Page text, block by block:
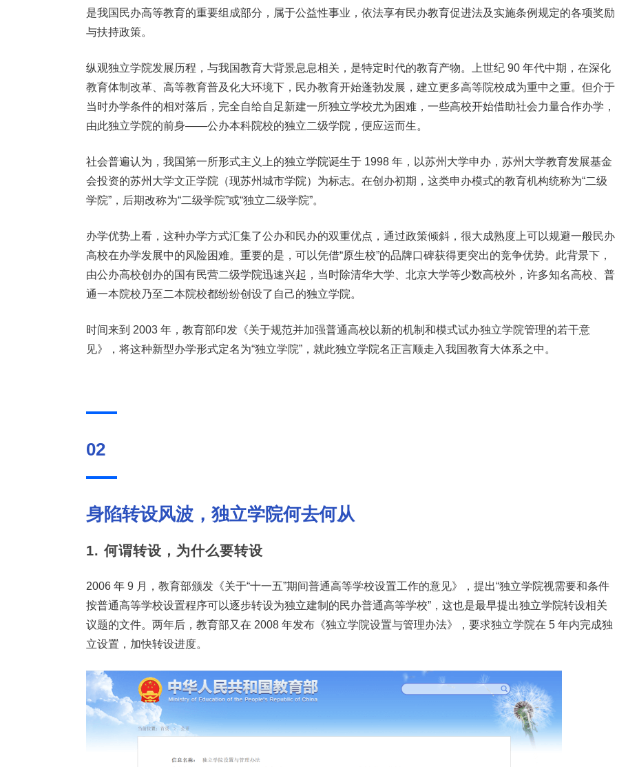
是我国民办高等教育的重要组成部分，属于公益性事业，依法享有民办教育促进法及实施条例规定的各项奖励
与扶持政策。
纵观独立学院发展历程，与我国教育大背景息息相关，是特定时代的教育产物。上世纪 90 年代中期，在深化
教育体制改革、高等教育普及化大环境下，民办教育开始蓬勃发展，建立更多高等院校成为重中之重。但介于
当时办学条件的相对落后，完全自给自足新建一所独立学校尤为困难，一些高校开始借助社会力量合作办学，
由此独立学院的前身——公办本科院校的独立二级学院，便应运而生。
社会普遍认为，我国第一所形式主义上的独立学院诞生于 1998 年，以苏州大学申办，苏州大学教育发展基金
会投资的苏州大学文正学院（现苏州城市学院）为标志。在创办初期，这类申办模式的教育机构统称为“二级
学院”，后期改称为“二级学院”或“独立二级学院”。
办学优势上看，这种办学方式汇集了公办和民办的双重优点，通过政策倾斜，很大成熟度上可以规避一般民办
高校在办学发展中的风险困难。重要的是，可以凭借“原生校”的品牌口碑获得更突出的竞争优势。此背景下，
由公办高校创办的国有民营二级学院迅速兴起，当时除清华大学、北京大学等少数高校外，许多知名高校、普
通一本院校乃至二本院校都纷纷创设了自己的独立学院。
时间来到 2003 年，教育部印发《关于规范并加强普通高校以新的机制和模式试办独立学院管理的若干意
见》，将这种新型办学形式定名为“独立学院”，就此独立学院名正言顺走入我国教育大体系之中。
02
身陷转设风波， 独立学院何去何从
1. 何谓转设，为什么要转设
2006 年 9 月，教育部颁发《关于“十一五”期间普通高等学校设置工作的意见》，提出“独立学院视需要和条件
按普通高等学校设置程序可以逐步转设为独立建制的民办普通高等学校”，这也是最早提出独立学院转设相关
议题的文件。两年后，教育部又在 2008 年发布《独立学院设置与管理办法》，要求独立学院在 5 年内完成独
立设置，加快转设进度。